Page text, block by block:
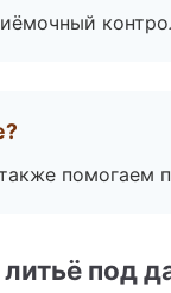
помогаем
под